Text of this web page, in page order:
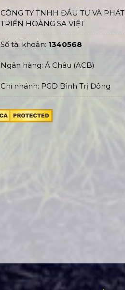
CÔNG TY TNHH ĐẦU TƯ VÀ PHÁT
TRIỂN HOÀNG SA VIỆT
Số tài khoản: 1340568
Ngân hàng: Á Châu (ACB)
Chi nhánh: PGD Bình Trị Đông